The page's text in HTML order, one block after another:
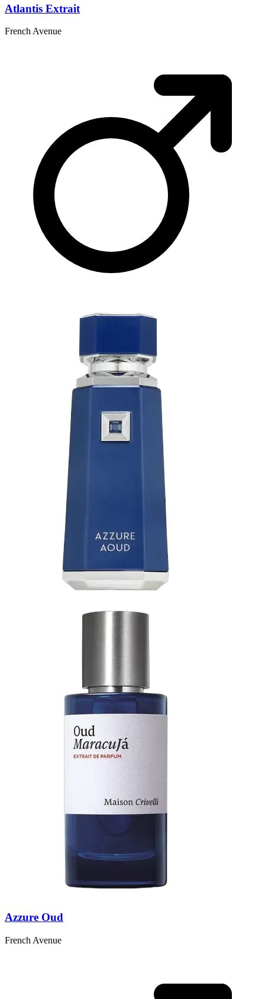
Atlantis Extrait
French Avenue
Azzure Oud
French Avenue